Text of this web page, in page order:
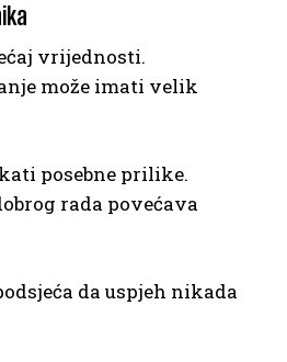
vrijednosti.
može imati velik
posebne prilike.
rada povećava
da uspjeh nikada